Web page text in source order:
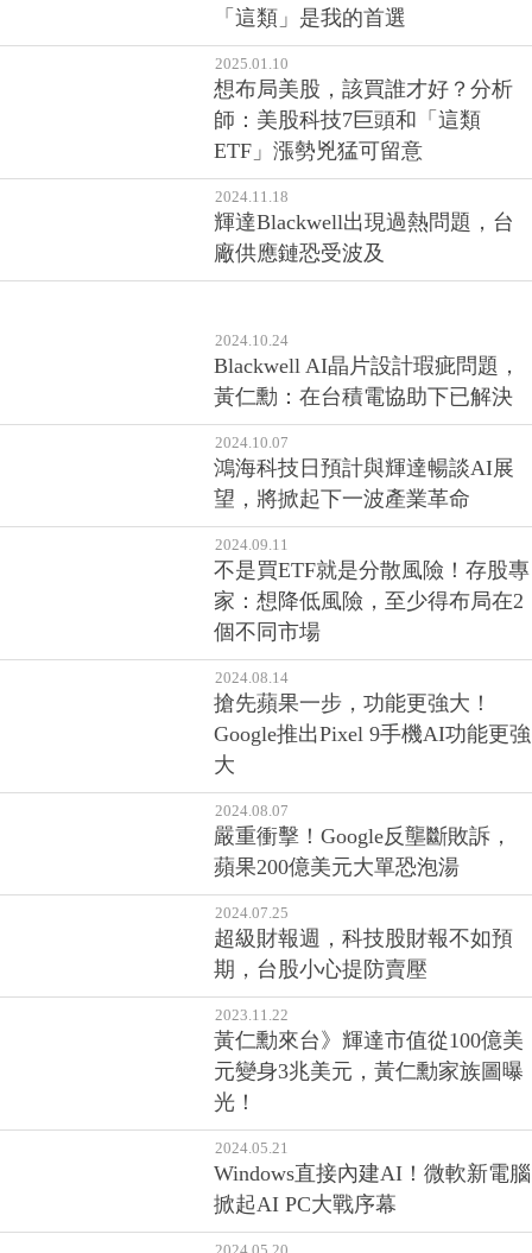
「這類」是我的首選
2025.01.10
想布局美股，該買誰才好？分析
師：美股科技7巨頭和「這類
ETF」漲勢兇猛可留意
2024.11.18
輝達Blackwell出現過熱問題，台
廠供應鏈恐受波及
2024.10.24
Blackwell AI晶片設計瑕疵問題，
黃仁勳：在台積電協助下已解決
2024.10.07
鴻海科技日預計與輝達暢談AI展
望，將掀起下一波產業革命
2024.09.11
不是買ETF就是分散風險！存股專
家：想降低風險，至少得布局在2
個不同市場
2024.08.14
搶先蘋果一步，功能更強大！
Google推出Pixel 9手機AI功能更強
大
2024.08.07
嚴重衝擊！Google反壟斷敗訴，
蘋果200億美元大單恐泡湯
2024.07.25
超級財報週，科技股財報不如預
期，台股小心提防賣壓
2023.11.22
黃仁勳來台》輝達市值從100億美
元變身3兆美元，黃仁勳家族圖曝
光！
2024.05.21
Windows直接內建AI！微軟新電腦
掀起AI PC大戰序幕